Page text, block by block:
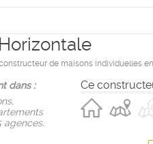
de maisons individuelles
dans :
agences.
Ce